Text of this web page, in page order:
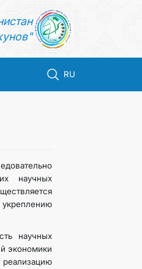
RU
научных
научных
экономики